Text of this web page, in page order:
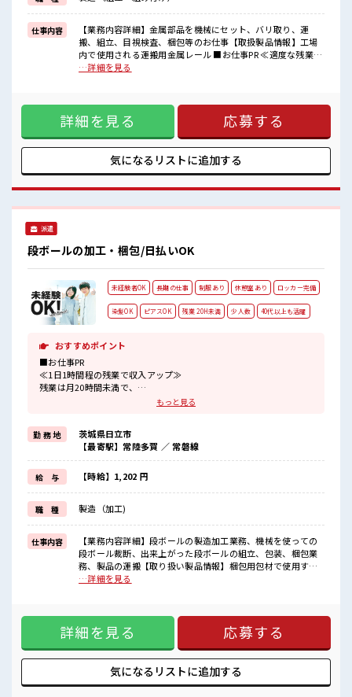
≪収入アップを目指せる≫
高時給だらけの派遣のお仕事です！
■職場の雰囲気
髪型・髪色自由♪
20代が多数活躍中！
社会人経験が浅くてもOK！
ここから経験積んでいきましょ！
程よく残業あり！
仕事内容
【業務内容詳細】金属部品を機械にセット、バリ取り、運
搬、組立、目視検査、梱包等のお仕事【取扱製品情報】工場
内で使用される運搬用金属レール ■お仕事PR ≪適度な残業で
お給料UP≫ 残業は月20時間未満で、 ほどよく稼げます♪ ≪
があるので、 毎日の服装の悩み解消♪ ≪未経験OKの仕事≫
新しいことにチャレンジするのは不安だけど、 しっかり働く
環境が整っています！ イチからスキルUP・ステップUP目指
していきましょう！ ≪収入アップを目指せる≫ 高時給だらけ
の派遣のお仕事です！ ■職場の雰囲気 髪型・髪色自由♪ 派手
過ぎなければOKだから、 モチベーションもUP！ 20代が多数
きましょ！ 程よく残業あり！
…詳細を見る
詳細を見る 応募する
気になるリストに追加する
派遣
段ボールの加工・梱包/日払いOK
未経験者OK 長期の仕事 制服あり 休憩室あり ロッカー完備
染髪OK ピアスOK 残業 20H未満 少人数 40代以上も活躍
おすすめポイント
■お仕事PR
≪1日1時間程の残業で収入アップ≫
残業は月20時間未満で、
明るすぎたり奇抜でなければ基本的に自由！
(規定有)≪動きやすい制服アリ≫
制服があるので、
毎日の服装の悩み解消♪
≪未経験の方も大カンゲイ≫
新しいことにチャレンジするのは不安だけど、
しっかり働く環境が整っています！
イチからスキルUP・ステップUP目指していきましょう！
≪自分に合った期間で働ける≫
福利厚生が整った派遣のお仕事です！
■職場の雰囲気
『少人数』だからコミュニケーションも取りやすい？
休憩室でホッと一息リフレッシュ！
もっと見る
勤 務 地
茨城県日立市
【最寄駅】常陸多賀 ／ 常磐線
給 与 【時給】1,202 円
職 種 製造（加工)
仕事内容
【業務内容詳細】段ボールの製造加工業務、機械を使っての
段ボール裁断、出来上がった段ボールの組立、包装、梱包業
務、製品の運搬【取り扱い製品情報】梱包用包材で使用する
段ボールの製造【重量】ほとんどなし ■お仕事PR ≪1日1時間
たり奇抜でなければ基本的に自由！ (規定有)≪動きやすい制
服アリ≫ 制服があるので、 毎日の服装の悩み解消♪ ≪未経験
の方も大カンゲイ≫ 新しいことにチャレンジするのは不安だ
けど、 しっかり働く環境が整っています！ イチからスキル
UP・ステップUP目指していきましょう！ ≪自分に合った期
間で働ける≫ 福利厚生が整った派遣のお仕事です！ ■職場の
…詳細を見る
詳細を見る 応募する
気になるリストに追加する